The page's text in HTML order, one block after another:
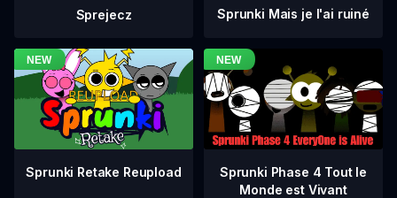
Sprejecz Sprunki Mais je l'ai ruiné
Sprunki Retake Reupload
Sprunki Phase 4 Tout le
Monde est Vivant